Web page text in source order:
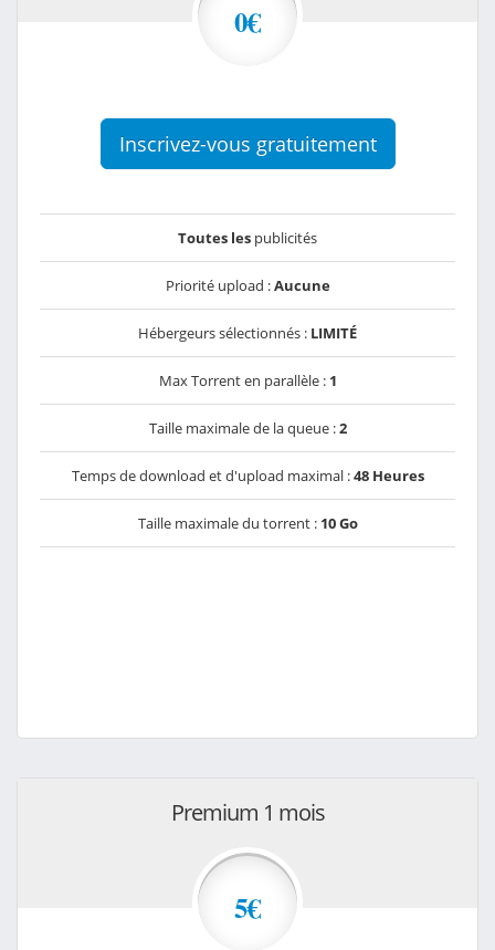
0€
Inscrivez-vous gratuitement
Toutes les publicités
Priorité upload :Aucune
Hébergeurs sélectionnés : LIMITÉ
Max Torrent en parallèle : 1
Taille maximale de la queue :2
Temps de download et d'upload maximal :48 Heures
Taille maximale du torrent : 10 Go
Premium 1 mois
5€